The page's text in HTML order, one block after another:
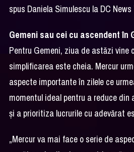
spus Daniela Simulescu la DC News
Gemeni sau cei cu ascendent în
Pentru Gemeni, ziua de astăzi vine
simplificarea este cheia. Mercur
aspecte importante în zilele ce
momentul ideal pentru a reduce din
și a prioritiza lucrurile cu adevărat
„Mercur va mai face o serie de